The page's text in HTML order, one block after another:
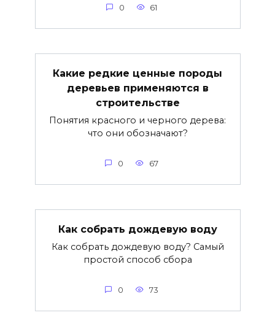
0 61
Какие редкие ценные породы
деревьев применяются в
строительстве
Понятия красного и черного дерева:
что они обозначают?
0 67
Как собрать дождевую воду
Как собрать дождевую воду? Самый
простой способ сбора
0 73